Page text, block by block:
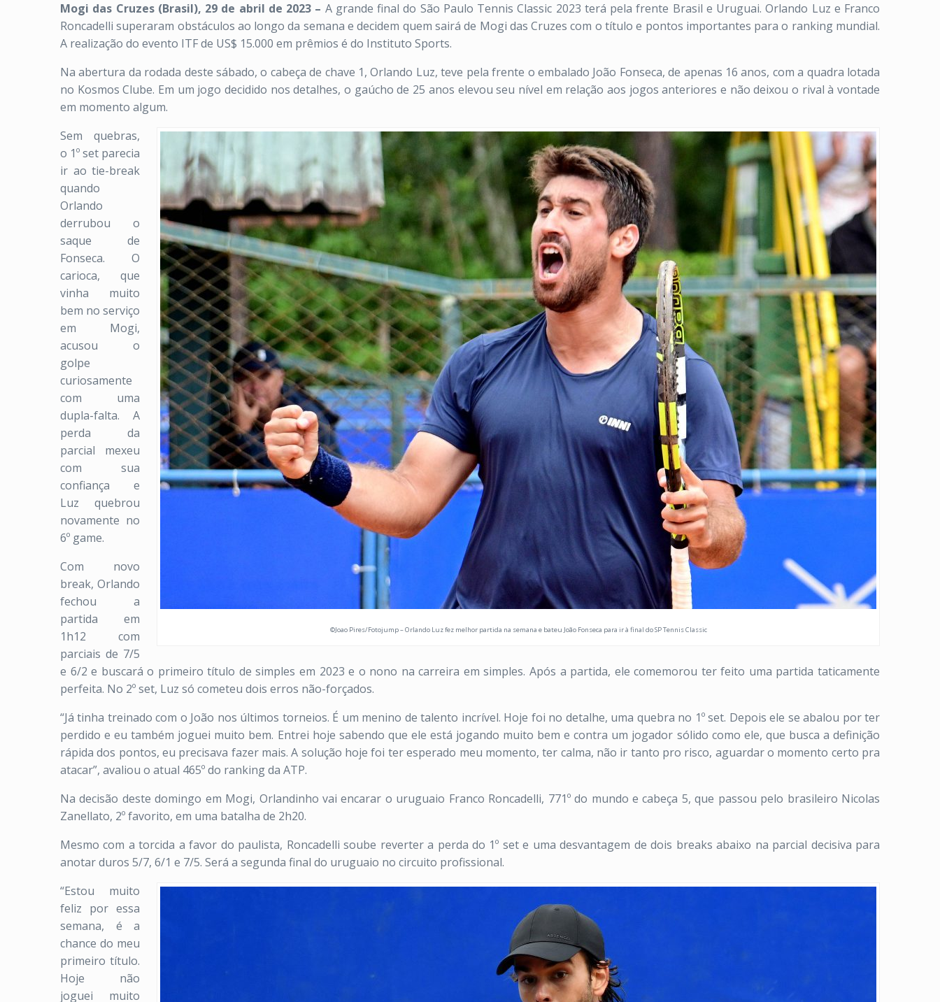
Mogi das Cruzes (Brasil), 29 de abril de 2023 – A grande final do São Paulo Tennis Classic 2023 terá pela frente Brasil e Uruguai. Orlando Luz e Franco
Roncadelli superaram obstáculos ao longo da semana e decidem quem sairá de Mogi das Cruzes com o título e pontos importantes para o ranking mundial.
A realização do evento ITF de US$ 15.000 em prêmios é do Instituto Sports.
Na abertura da rodada deste sábado, o cabeça de chave 1, Orlando Luz, teve pela frente o embalado João Fonseca, de apenas 16 anos, com a quadra lotada
no Kosmos Clube. Em um jogo decidido nos detalhes, o gaúcho de 25 anos elevou seu nível em relação aos jogos anteriores e não deixou o rival à vontade
em momento algum.
©Joao Pires/Fotojump – Orlando Luz fez melhor partida na semana e bateu João Fonseca para ir à final do SP Tennis Classic
Sem quebras,
o 1º set parecia
ir ao tie-break
quando
Orlando
derrubou o
saque de
Fonseca. O
carioca, que
vinha muito
bem no serviço
em Mogi,
acusou o
golpe
curiosamente
com uma
dupla-falta. A
perda da
parcial mexeu
com sua
confiança e
Luz quebrou
novamente no
6º game.
Com novo
break, Orlando
fechou a
partida em
1h12 com
parciais de 7/5
e 6/2 e buscará o primeiro título de simples em 2023 e o nono na carreira em simples. Após a partida, ele comemorou ter feito uma partida taticamente
perfeita. No 2º set, Luz só cometeu dois erros não-forçados.
“Já tinha treinado com o João nos últimos torneios. É um menino de talento incrível. Hoje foi no detalhe, uma quebra no 1º set. Depois ele se abalou por ter
perdido e eu também joguei muito bem. Entrei hoje sabendo que ele está jogando muito bem e contra um jogador sólido como ele, que busca a definição
rápida dos pontos, eu precisava fazer mais. A solução hoje foi ter esperado meu momento, ter calma, não ir tanto pro risco, aguardar o momento certo pra
atacar”, avaliou o atual 465º do ranking da ATP.
Na decisão deste domingo em Mogi, Orlandinho vai encarar o uruguaio Franco Roncadelli, 771º do mundo e cabeça 5, que passou pelo brasileiro Nicolas
Zanellato, 2º favorito, em uma batalha de 2h20.
Mesmo com a torcida a favor do paulista, Roncadelli soube reverter a perda do 1º set e uma desvantagem de dois breaks abaixo na parcial decisiva para
anotar duros 5/7, 6/1 e 7/5. Será a segunda final do uruguaio no circuito profissional.
“Estou muito
feliz por essa
semana, é a
chance do meu
primeiro título.
Hoje não
joguei muito